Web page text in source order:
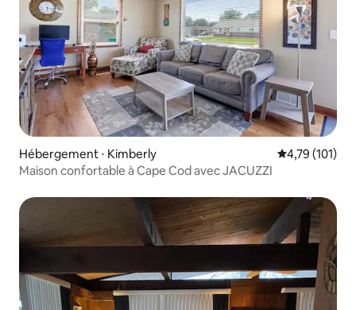
Hébergement ⋅ Kimberly Évaluation
4,79 (101)
Maison confortable à Cape Cod avec JACUZZI